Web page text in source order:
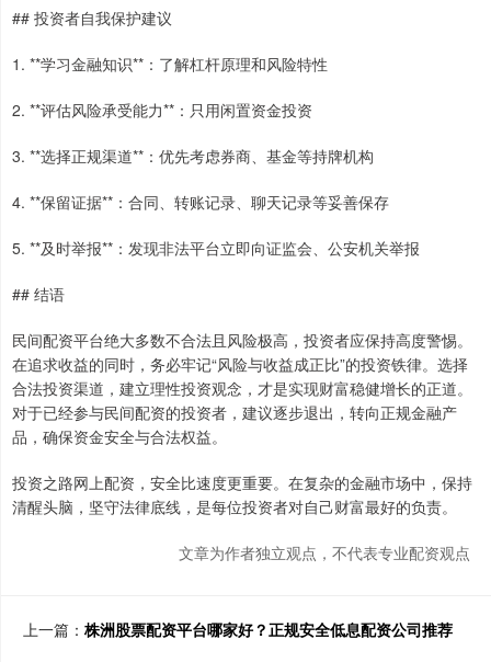
## 投资者自我保护建议
1. **学习金融知识**：了解杠杆原理和风险特性
2. **评估风险承受能力**：只用闲置资金投资
3. **选择正规渠道**：优先考虑券商、基金等持牌机构
4. **保留证据**：合同、转账记录、聊天记录等妥善保存
5. **及时举报**：发现非法平台立即向证监会、公安机关举报
## 结语
民间配资平台绝大多数不合法且风险极高，投资者应保持高度警惕。
在追求收益的同时，务必牢记“风险与收益成正比”的投资铁律。选择
合法投资渠道，建立理性投资观念，才是实现财富稳健增长的正道。
对于已经参与民间配资的投资者，建议逐步退出，转向正规金融产
品，确保资金安全与合法权益。
投资之路网上配资，安全比速度更重要。在复杂的金融市场中，保持
清醒头脑，坚守法律底线，是每位投资者对自己财富最好的负责。
文章为作者独立观点，不代表专业配资观点
上一篇： 株洲股票配资平台哪家好？正规安全低息配资公司推荐